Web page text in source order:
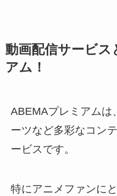
動画配信サービス
アム！
ABEMAプレミアムは
ーツなど多彩なコン
ービスです。
特にアニメファンに